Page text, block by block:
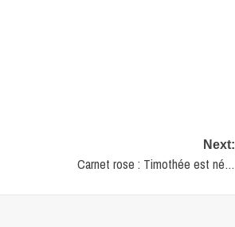
Next:
Carnet rose : Timothée est né…